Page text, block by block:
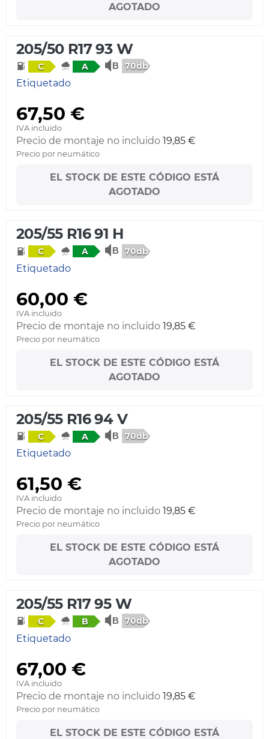
AGOTADO
205/50 R17 93 W
C A 70db
Etiquetado
67,50 €
IVA incluido
Precio de montaje no incluido 19,85 €
Precio por neumático
EL STOCK DE ESTE CÓDIGO ESTÁ
AGOTADO
205/55 R16 91 H
C A 70db
Etiquetado
60,00 €
IVA incluido
Precio de montaje no incluido 19,85 €
Precio por neumático
EL STOCK DE ESTE CÓDIGO ESTÁ
AGOTADO
205/55 R16 94 V
C A 70db
Etiquetado
61,50 €
IVA incluido
Precio de montaje no incluido 19,85 €
Precio por neumático
EL STOCK DE ESTE CÓDIGO ESTÁ
AGOTADO
205/55 R17 95 W
C B 70db
Etiquetado
67,00 €
IVA incluido
Precio de montaje no incluido 19,85 €
Precio por neumático
EL STOCK DE ESTE CÓDIGO ESTÁ